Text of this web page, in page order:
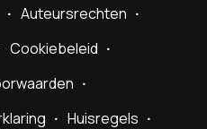
Auteursrechten
Cookiebeleid
Huisregels